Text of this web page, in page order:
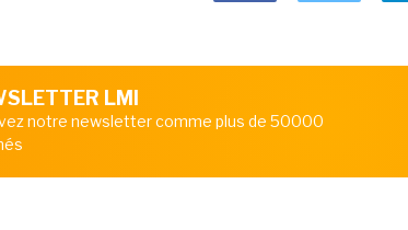
LMI
notre newsletter comme plus de 50000